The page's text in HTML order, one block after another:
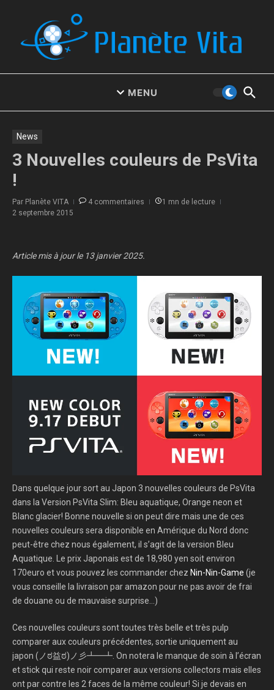
MENU
News
3 Nouvelles couleurs de PsVita
!
Par Planète VITA 4 commentaires
1 mn de lecture
2 septembre 2015
Article mis à jour le 13 janvier 2025.
Dans quelque jour sort au Japon 3 nouvelles couleurs de PsVita
dans la Version PsVita Slim: Bleu aquatique, Orange neon et
Blanc glacier! Bonne nouvelle si on peut dire mais une de ces
nouvelles couleurs sera disponible en Amérique du Nord donc
peut-être chez nous également, il s’agit de la version Bleu
Aquatique. Le prix Japonais est de 18,980 yen soit environ
170euro et vous pouvez les commander chez Nin-Nin-Game (je
vous conseille la livraison par amazon pour ne pas avoir de frai
de douane ou de mauvaise surprise…)
Ces nouvelles couleurs sont toutes très belle et très pulp
comparer aux couleurs précédentes, sortie uniquement au
japon (ノಠ益ಠ)ノ彡┻━┻. On notera le manque de soin à l’écran
et stick qui reste noir comparer aux versions collectors mais elles
ont par contre les 2 faces de la même couleur! Si je devais en